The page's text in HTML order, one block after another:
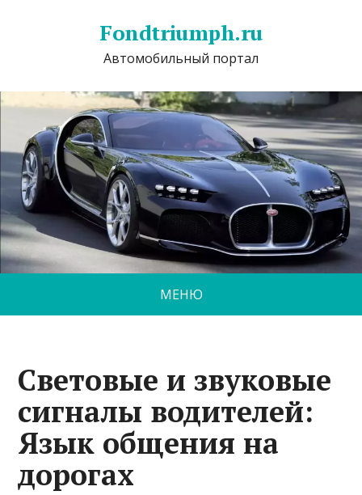
Fondtriumph.ru
Автомобильный портал
МЕНЮ
Световые и звуковые
сигналы водителей:
Язык общения на
дорогах